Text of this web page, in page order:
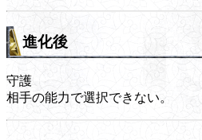
進化後
守護
相手の能力で選択できない。